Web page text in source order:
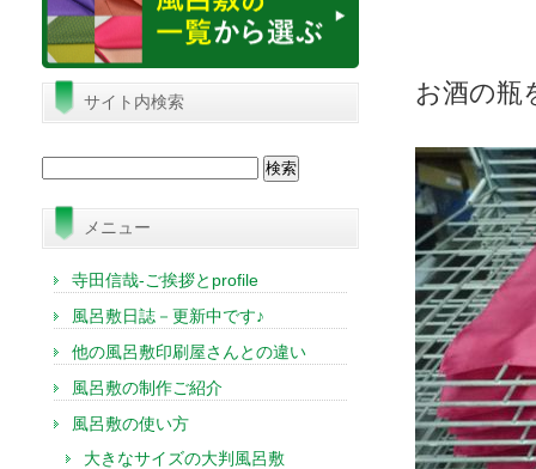
お酒の瓶
サイト内検索
メニュー
寺田信哉-ご挨拶とprofile
風呂敷日誌－更新中です♪
他の風呂敷印刷屋さんとの違い
風呂敷の制作ご紹介
風呂敷の使い方
大きなサイズの大判風呂敷